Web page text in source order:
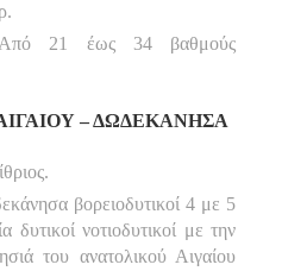
Από 21 έως 34 βαθμούς
– ΔΩΔΕΚΑΝΗΣΑ
βορειοδυτικοί 4 με 5
δυτικοί νοτιοδυτικοί με την
του ανατολικού Αιγαίου